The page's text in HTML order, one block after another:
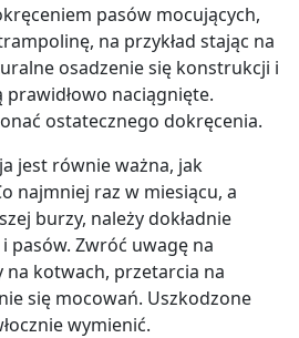
pasów mocujących,
na przykład stając na
osadzenie się konstrukcji i
prawidłowo naciągnięte.
ostatecznego dokręcenia.
jest równie ważna, jak
najmniej raz w miesiącu, a
burzy, należy dokładnie
pasów. Zwróć uwagę na
na kotwach, przetarcia na
się mocowań. Uszkodzone
wymienić.